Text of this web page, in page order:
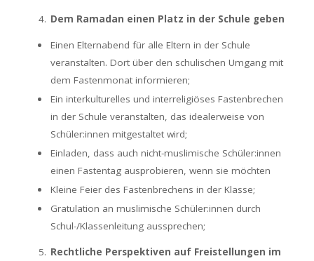
Dem Ramadan einen Platz in der Schule geben
Einen Elternabend für alle Eltern in der Schule
veranstalten. Dort über den schulischen Umgang mit
dem Fastenmonat informieren;
Ein interkulturelles und interreligiöses Fastenbrechen
in der Schule veranstalten, das idealerweise von
Schüler:innen mitgestaltet wird;
Einladen, dass auch nicht-muslimische Schüler:innen
einen Fastentag ausprobieren, wenn sie möchten
Kleine Feier des Fastenbrechens in der Klasse;
Gratulation an muslimische Schüler:innen durch
Schul-/Klassenleitung aussprechen;
Rechtliche Perspektiven auf Freistellungen im